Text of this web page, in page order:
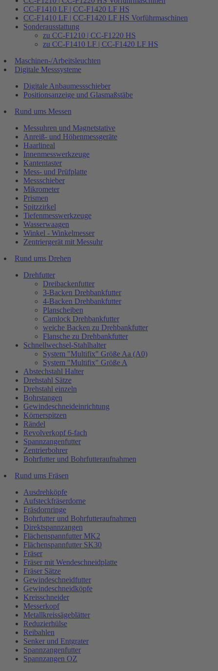
CC-F1410 LF | CC-F1420 LF HS
CC-F1410 LF | CC-F1420 LF HS Vorführmaschinen
Sonderausstattung
zu CC-F1210 | CC-F1220 HS
zu CC-F1410 LF | CC-F1420 LF HS
Maschinen-/Arbeitsleuchten
Digitale Messsysteme
Digitale Anbaumessschieber
Positionsanzeige und Glasmaßstäbe
Rund ums Messen
Messuhren und Magnetstative
Anreiß- und Höhenmessgeräte
Haarlineal
Innenmesswerkzeuge
Kantentaster
Mess- und Prüfplatte
Messschieber
Mikrometer
Prismen
Spitzzirkel
Tiefenmesswerkzeuge
Wasserwaagen
Winkel - Winkelmesser
Zentriergerät mit Messuhr
Rund ums Drehen
Drehfutter
Dreibackenfutter
3-Backen Drehbankfutter
4-Backen Drehbankfutter
Planscheiben
Camlock Drehbankfutter
weiche Backen zu Drehbankfutter
Flansche zu Drehbankfutter
Schnellwechsel-Stahlhalter
System "Multifix" Größe Aa (A0)
System "Multifix" Größe A
Abstechstahl Halter
Drehstahl Sätze
Drehstahl einzeln
Bohrstangen
Gewindeschneideinrichtung
Körnerspitzen
Rändel
Revolverkopf 6-fach
Spannzangenfutter
Zentrierbohrer
Bohrfutter und Bohrfutteraufnahmen
Rund ums Fräsen
Ausdrehköpfe
Aufsteckfräserdorne
Fräsdornringe
Bohrfutter und Bohrfutteraufnahmen
Direktspannzangen
Flächenspannfutter MK2
Flächenspannfutter SK30
Fräser
Fräser mit Wendeschneidplatte
Fräser Sätze
Gewindeschneidfutter
Gewindeschneidköpfe
Kreisschneider
Messerkopf
Metallkreissägeblätter
Reduzierhülse
Reibahlen
Senker und Entgrater
Spannzangenfutter
Spannzangen OZ